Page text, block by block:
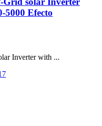
5000 Efecto
Inverter with ...